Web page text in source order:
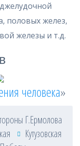
половых желез,
железы и т.д.
человека»
Г.Ермолова
Кутузовская